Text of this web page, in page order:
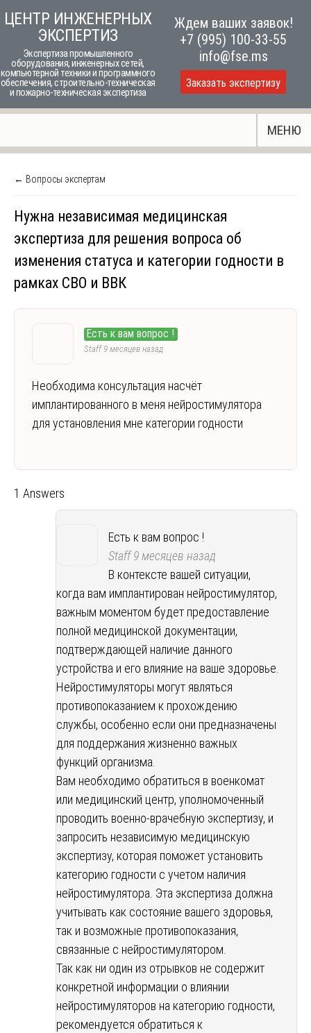
to
content
ЦЕНТР ИНЖЕНЕРНЫХ
ЭКСПЕРТИЗ
Экспертиза промышленного
оборудования, инженерных сетей,
компьютерной техники и программного
обеспечения, строительно-техническая
и пожарно-техническая экспертиза
Ждем ваших заявок!
+7 (995) 100-33-55
info@fse.ms
Заказать экспертизу
МЕНЮ
← Вопросы экспертам
Нужна независимая медицинская
экспертиза для решения вопроса об
изменения статуса и категории годности в
рамках СВО и ВВК
Есть к вам вопрос !
Staff9 месяцев назад
Необходима консультация насчёт
имплантированного в меня нейростимулятора
для установления мне категории годности
1 Answers
Есть к вам вопрос !
Staff9 месяцев назад
В контексте вашей ситуации,
когда вам имплантирован нейростимулятор,
важным моментом будет предоставление
полной медицинской документации,
подтверждающей наличие данного
устройства и его влияние на ваше здоровье.
Нейростимуляторы могут являться
противопоказанием к прохождению
службы, особенно если они предназначены
для поддержания жизненно важных
функций организма.
Вам необходимо обратиться в военкомат
или медицинский центр, уполномоченный
проводить военно-врачебную экспертизу, и
запросить независимую медицинскую
экспертизу, которая поможет установить
категорию годности с учетом наличия
нейростимулятора. Эта экспертиза должна
учитывать как состояние вашего здоровья,
так и возможные противопоказания,
связанные с нейростимулятором.
Так как ни один из отрывков не содержит
конкретной информации о влиянии
нейростимуляторов на категорию годности,
рекомендуется обратиться к